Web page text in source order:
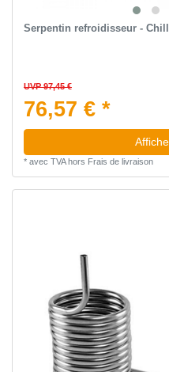
Serpentin refroidisseur -
UVP 97,45 €
76,57 € *
* avec TVAhors Frais de livraison